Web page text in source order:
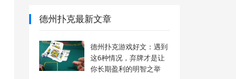
德州扑克最新文章
德州扑克游戏好文：遇到
这6种情况，弃牌才是让
你长期盈利的明智之举